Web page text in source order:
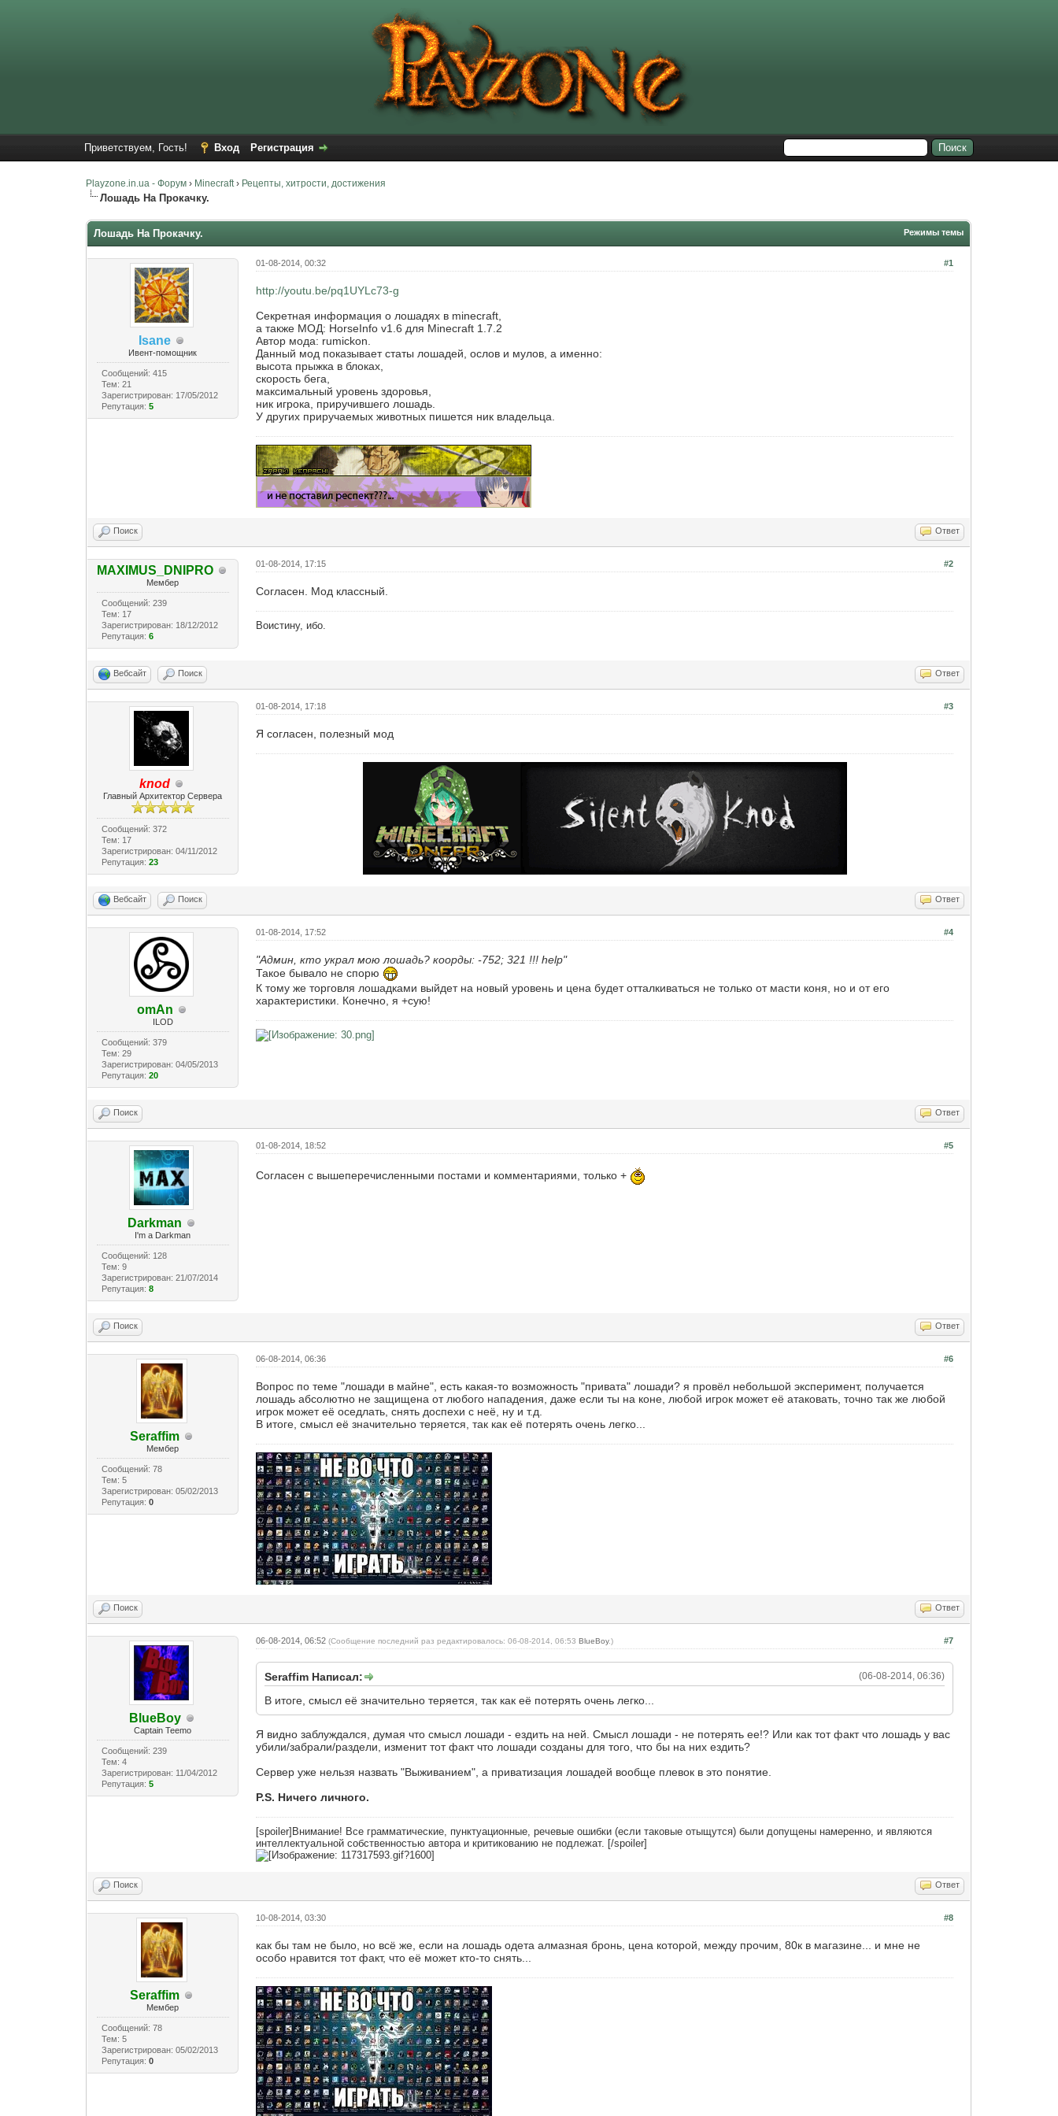
Приветствуем, Гость! Вход Регистрация
Playzone.in.ua - Форум › Minecraft› Рецепты, хитрости, достижения
Лошадь На Прокачку.
Режимы темы
Лошадь На Прокачку.
Isane
Ивент-помощник
Сообщений: 415
Тем: 21
Зарегистрирован: 17/05/2012
Репутация: 5
#1
01-08-2014, 00:32
http://youtu.be/pq1UYLc73-g
Секретная информация о лошадях в minecraft,
а также МОД: HorseInfo v1.6 для Minecraft 1.7.2
Автор мода: rumickon.
Данный мод показывает статы лошадей, ослов и мулов, а именно:
высота прыжка в блоках,
скорость бега,
максимальный уровень здоровья,
ник игрока, приручившего лошадь.
У других приручаемых животных пишется ник владельца.
Поиск Ответ
MAXIMUS_DNIPRO
Мембер
Сообщений: 239
Тем: 17
Зарегистрирован: 18/12/2012
Репутация: 6
#2
01-08-2014, 17:15
Согласен. Мод классный.
Воистину, ибо.
Вебсайт Поиск Ответ
knod
Главный Архитектор Сервера
Сообщений: 372
Тем: 17
Зарегистрирован: 04/11/2012
Репутация: 23
#3
01-08-2014, 17:18
Я согласен, полезный мод
Вебсайт Поиск Ответ
omAn
ILOD
Сообщений: 379
Тем: 29
Зарегистрирован: 04/05/2013
Репутация: 20
#4
01-08-2014, 17:52
"Админ, кто украл мою лошадь? коорды: -752; 321 !!! help"
Такое бывало не спорю
К тому же торговля лошадками выйдет на новый уровень и цена будет отталкиваться не только от масти коня, но и от его
характеристики. Конечно, я +сую!
Поиск Ответ
Darkman
I'm a Darkman
Сообщений: 128
Тем: 9
Зарегистрирован: 21/07/2014
Репутация: 8
#5
01-08-2014, 18:52
Согласен с вышеперечисленными постами и комментариями, только +
Поиск Ответ
Seraffim
Мембер
Сообщений: 78
Тем: 5
Зарегистрирован: 05/02/2013
Репутация: 0
#6
06-08-2014, 06:36
Вопрос по теме "лошади в майне", есть какая-то возможность "привата" лошади? я провёл небольшой эксперимент, получается
лошадь абсолютно не защищена от любого нападения, даже если ты на коне, любой игрок может её атаковать, точно так же любой
игрок может её оседлать, снять доспехи с неё, ну и т.д.
В итоге, смысл её значительно теряется, так как её потерять очень легко...
Поиск Ответ
BlueBoy
Captain Teemo
Сообщений: 239
Тем: 4
Зарегистрирован: 11/04/2012
Репутация: 5
#7
06-08-2014, 06:52(Сообщение последний раз редактировалось: 06-08-2014, 06:53BlueBoy.)
(06-08-2014, 06:36)
Seraffim Написал:
В итоге, смысл её значительно теряется, так как её потерять очень легко...
Я видно заблуждался, думая что смысл лошади - ездить на ней. Смысл лошади - не потерять ее!? Или как тот факт что лошадь у вас
убили/забрали/раздели, изменит тот факт что лошади созданы для того, что бы на них ездить?
Сервер уже нельзя назвать "Выживанием", а приватизация лошадей вообще плевок в это понятие.
P.S. Ничего личного.
[spoiler]Внимание! Все грамматические, пунктуационные, речевые ошибки (если таковые отыщутся) были допущены намеренно, и являются
интеллектуальной собственностью автора и критикованию не подлежат. [/spoiler]
Поиск Ответ
Seraffim
Мембер
Сообщений: 78
Тем: 5
Зарегистрирован: 05/02/2013
Репутация: 0
#8
10-08-2014, 03:30
как бы там не было, но всё же, если на лошадь одета алмазная бронь, цена которой, между прочим, 80к в магазине... и мне не
особо нравится тот факт, что её может кто-то снять...